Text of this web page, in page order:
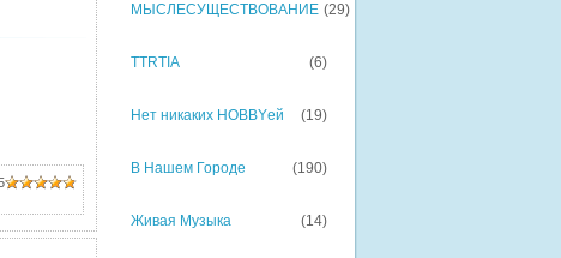
МЫСЛЕСУЩЕСТВОВАНИЕ (29)
TTRTIA (6)
Нет никаких HOBBYей (19)
В Нашем Городе (190)
Живая Музыка (14)